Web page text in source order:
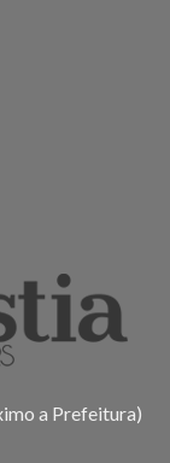
a Prefeitura)